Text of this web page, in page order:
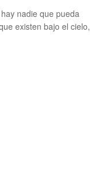
nadie que pueda
existen bajo el cielo,